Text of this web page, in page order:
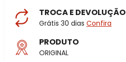
TROCA E DEVOLUÇÃO
Grátis 30 dias Confira
PRODUTO
ORIGINAL